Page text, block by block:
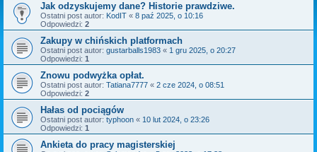
Jak odzyskujemy dane? Historie prawdziwe.
Ostatni post autor: KodIT « 8 paź 2025, o 10:16
Odpowiedzi: 2
Zakupy w chińskich platformach
Ostatni post autor: gustarballs1983 « 1 gru 2025, o 20:27
Odpowiedzi: 1
Znowu podwyżka opłat.
Ostatni post autor: Tatiana7777 « 2 cze 2024, o 08:51
Odpowiedzi: 2
Hałas od pociągów
Ostatni post autor: typhoon « 10 lut 2024, o 23:26
Odpowiedzi: 1
Ankieta do pracy magisterskiej